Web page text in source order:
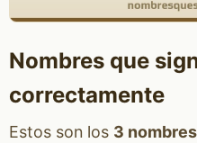
Nombres que
correctamente
Estos son los 3 nombres